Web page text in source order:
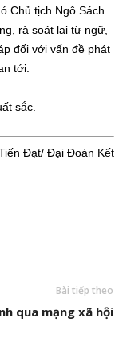
Chủ tịch Ngô Sách
rà soát lại từ ngữ,
đối với vấn đề phát
tới.
sắc.
Đạt/ Đại Đoàn Kết
Bài tiếp theo
qua mạng xã hội